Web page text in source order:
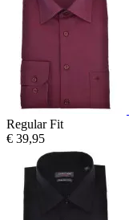
Regular Fit
€ 39,95